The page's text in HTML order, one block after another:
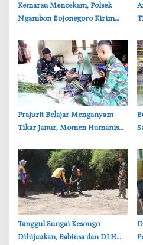
‎Kemarau Mencekam, Polsek
Ngambon Bojonegoro Kirim
Bondol
‎Prajurit Belajar Menganyam
Tikar Janur, Momen Humanis
‎Tanggul Sungai Kesongo
Dihijaukan, Babinsa dan DLH